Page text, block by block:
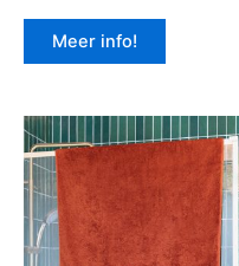
Meer info!